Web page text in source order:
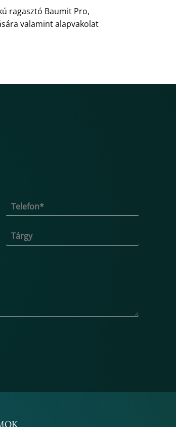
ragasztó Baumit Pro,
valamint alapvakolat